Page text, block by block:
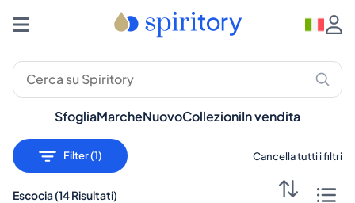
SfogliaMarcheNuovoCollezioniIn vendita
Filter (1) Cancella tutti i filtri
Escocia(14 Risultati)